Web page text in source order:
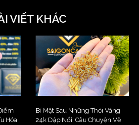
VIẾT KHÁC
Hóa
Bí Mật Sau Những Thỏi Vàng
24k Dập Nổi: Câu Chuyện Về